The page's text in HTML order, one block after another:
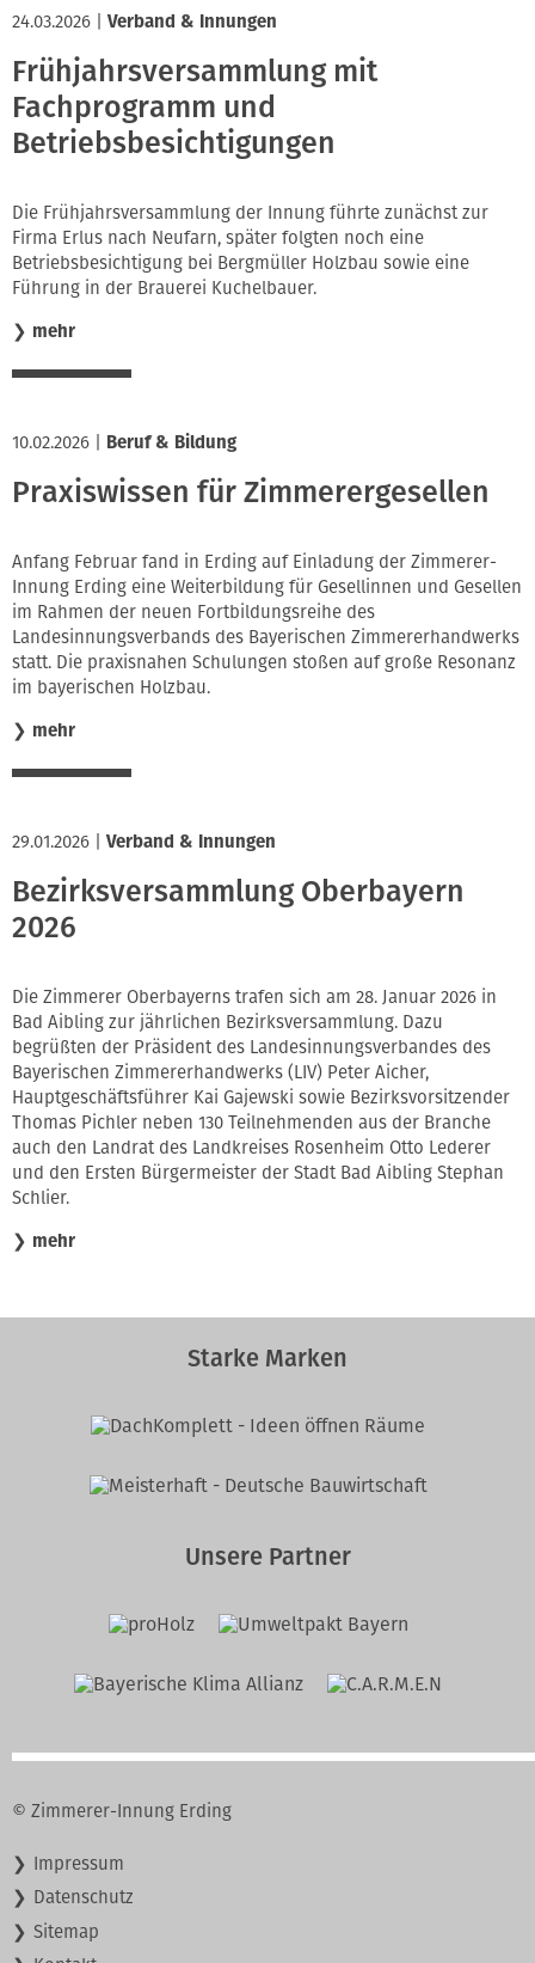
24.03.2026 Verband & Innungen
Frühjahrsversammlung mit
Fachprogramm und
Betriebsbesichtigungen
Die Frühjahrsversammlung der Innung führte zunächst zur
Firma Erlus nach Neufarn, später folgten noch eine
Betriebsbesichtigung bei Bergmüller Holzbau sowie eine
Führung in der Brauerei Kuchelbauer.
❯ mehr
10.02.2026 Beruf & Bildung
Praxiswissen für Zimmerergesellen
Anfang Februar fand in Erding auf Einladung der Zimmerer-
Innung Erding eine Weiterbildung für Gesellinnen und Gesellen
im Rahmen der neuen Fortbildungsreihe des
Landesinnungsverbands des Bayerischen Zimmererhandwerks
statt. Die praxisnahen Schulungen stoßen auf große Resonanz
im bayerischen Holzbau.
❯ mehr
29.01.2026 Verband & Innungen
Bezirksversammlung Oberbayern
2026
Die Zimmerer Oberbayerns trafen sich am 28. Januar 2026 in
Bad Aibling zur jährlichen Bezirksversammlung. Dazu
begrüßten der Präsident des Landesinnungsverbandes des
Bayerischen Zimmererhandwerks (LIV) Peter Aicher,
Hauptgeschäftsführer Kai Gajewski sowie Bezirksvorsitzender
Thomas Pichler neben 130 Teilnehmenden aus der Branche
auch den Landrat des Landkreises Rosenheim Otto Lederer
und den Ersten Bürgermeister der Stadt Bad Aibling Stephan
Schlier.
❯ mehr
Starke Marken
Unsere Partner
© Zimmerer-Innung Erding
Navigation
überspringen
Impressum
Datenschutz
Sitemap